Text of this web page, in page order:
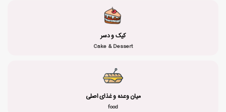
کیک و دسر
Cake & Dessert
میان وعده و غذای اصلی
food